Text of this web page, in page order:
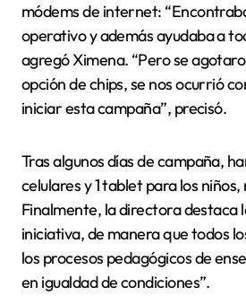
módems de internet:
operativo y además ayudaba a
agregó Ximena. “Pero se
opción de chips, se nos ocurrió
iniciar esta campaña”, precisó.
Tras algunos días de campaña,
celulares y 1 tablet para los
Finalmente, la directora destaca
iniciativa, de manera que todos
los procesos pedagógicos de
en igualdad de condiciones”.